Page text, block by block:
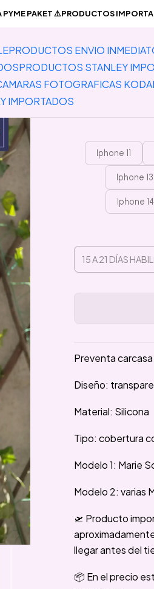
PRODUCTOS ENVIO
PRODUCTOS STANLEY
FOTOGRAFICAS
IMPORTADOS
PAKET ⚠️PRODUCTOS
para Celulares y Auriculares
Iphone 11
Iphone
Iphone
Preventa carcasa
Diseño:
Material: Silicona
Tipo: cobertura
Modelo 1: Marie
Modelo 2: varias
🛫 Producto
llegar antes del
📦 En el precio